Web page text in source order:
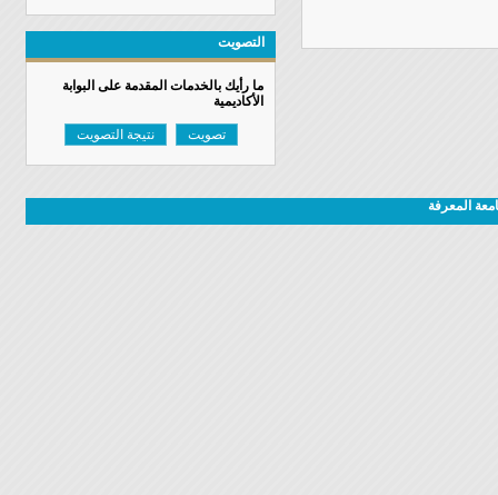
التصويت
ما رأيك بالخدمات المقدمة على البوابة
الأكاديمية
تصويت نتيجة التصويت
المعرفة